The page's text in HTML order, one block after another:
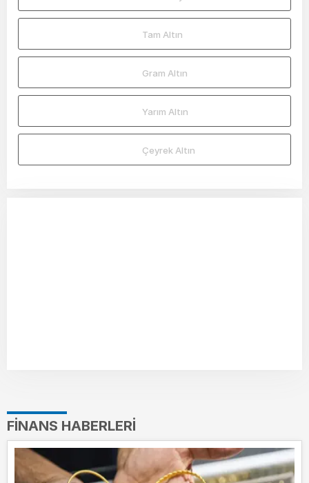
Tam Altın
Gram Altın
Yarım Altın
Çeyrek Altın
FINANS HABERLERI